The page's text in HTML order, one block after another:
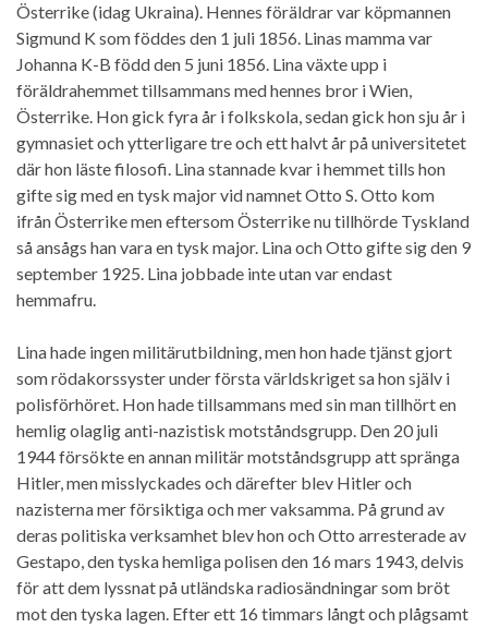
Österrike (idag Ukraina). Hennes föräldrar var köpmannen
Sigmund K som föddes den 1 juli 1856. Linas mamma var
Johanna K-B född den 5 juni 1856. Lina växte upp i
föräldrahemmet tillsammans med hennes bror i Wien,
Österrike. Hon gick fyra år i folkskola, sedan gick hon sju år i
gymnasiet och ytterligare tre och ett halvt år på universitetet
där hon läste filosofi. Lina stannade kvar i hemmet tills hon
gifte sig med en tysk major vid namnet Otto S. Otto kom
ifrån Österrike men eftersom Österrike nu tillhörde Tyskland
så ansågs han vara en tysk major. Lina och Otto gifte sig den 9
september 1925. Lina jobbade inte utan var endast
hemmafru.
Lina hade ingen militärutbildning, men hon hade tjänst gjort
som rödakorssyster under första världskriget sa hon själv i
polisförhöret. Hon hade tillsammans med sin man tillhört en
hemlig olaglig anti-nazistisk motståndsgrupp. Den 20 juli
1944 försökte en annan militär motståndsgrupp att spränga
Hitler, men misslyckades och därefter blev Hitler och
nazisterna mer försiktiga och mer vaksamma. På grund av
deras politiska verksamhet blev hon och Otto arresterade av
Gestapo, den tyska hemliga polisen den 16 mars 1943, delvis
för att dem lyssnat på utländska radiosändningar som bröt
mot den tyska lagen. Efter ett 16 timmars långt och plågsamt